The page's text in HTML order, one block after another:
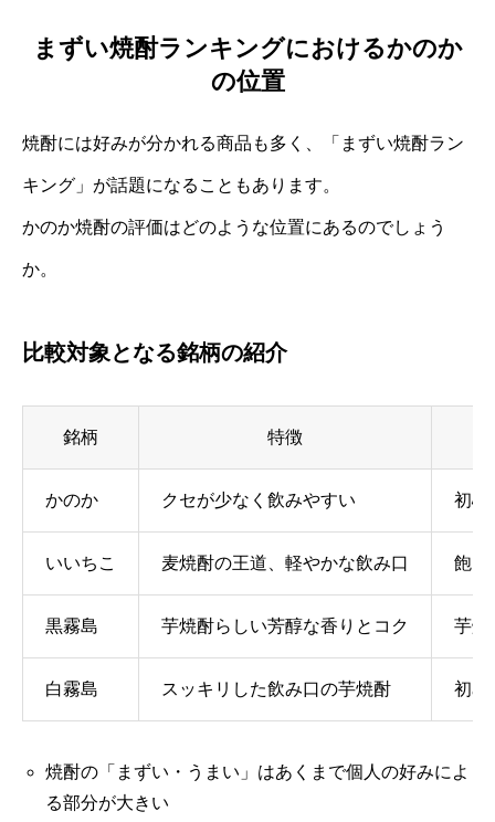
まずい焼酎ランキングにおけるかのか
の位置
焼酎には好みが分かれる商品も多く、「まずい焼酎ラン
キング」が話題になることもあります。
かのか焼酎の評価はどのような位置にあるのでしょう
か。
比較対象となる銘柄の紹介
銘柄 特徴
かのか クセが少なく飲みやすい 初心
いいちこ 麦焼酎の王道、軽やかな飲み口 飽き
黒霧島 芋焼酎らしい芳醇な香りとコク 芋焼
白霧島 スッキリした飲み口の芋焼酎 初め
焼酎の「まずい・うまい」はあくまで個人の好みによ
る部分が大きい